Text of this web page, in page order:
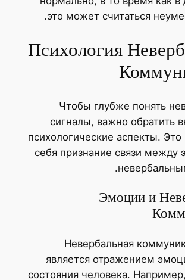
это может считаться
Психология
Чтобы глубже понять
сигналы, важно обратить
психологические аспекты.
себя признание связи
Эмоции и
Невербальная
является отражением
состояния человека.